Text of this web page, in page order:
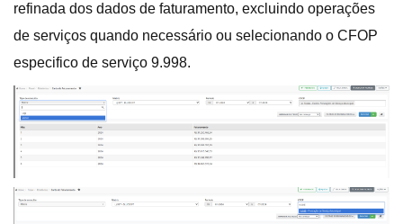
refinada dos dados de faturamento, excluindo operações
de serviços quando necessário ou selecionando o CFOP
especifico de serviço 9.998.